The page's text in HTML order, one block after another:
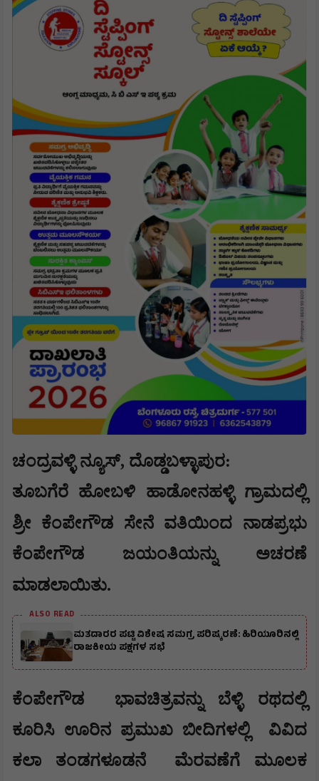
ಚಂದ್ರವಳ್ಳಿ ನ್ಯೂಸ್, ದೊಡ್ಡಬಳ್ಳಾಪುರ:
ತೂಬಗೆರೆ ಹೋಬಳಿ ಹಾಡೋನಹಳ್ಳಿ ಗ್ರಾಮದಲ್ಲಿ
ಶ್ರೀ ಕೆಂಪೇಗೌಡ ಸೇನೆ ವತಿಯಿಂದ
ನಾಡಪ್ರಭು
ಕೆಂಪೇಗೌಡ ಜಯಂತಿಯನ್ನು ಅಚರಣೆ
ಮಾಡಲಾಯಿತು.
ALSO READ
ಮತದಾರರ ಪಟ್ಟಿ ವಿಶೇಷ ಸಮಗ್ರ ಪರಿಷ್ಕರಣೆ: ಹಿರಿಯೂರಿನಲ್ಲಿ
ರಾಜಕೀಯ ಪಕ್ಷಗಳ ಸಭೆ
ಕೆಂಪೇಗೌಡ
ಭಾವಚಿತ್ರವನ್ನು ಬೆಳ್ಳಿ ರಥದಲ್ಲಿ
ಕೂರಿಸಿ ಊರಿನ ಪ್ರಮುಖ ಬೀದಿಗಳಲ್ಲಿ
ವಿವಿದ
ಕಲಾ ತಂಡಗಳೂಡನೆ
ಮೆರವಣೆಗೆ ಮೂಲಕ